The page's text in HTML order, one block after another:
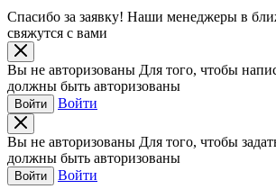
Спасибо за заявку! Наши менеджеры в
свяжутся с вами
Вы не авторизованы Для того, чтобы
должны быть авторизованы
Войти Войти
Вы не авторизованы Для того, чтобы
должны быть авторизованы
Войти Войти